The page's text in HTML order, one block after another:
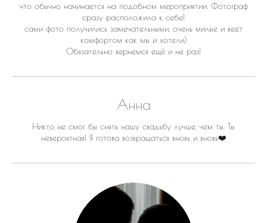
что обычно начинается на подобном мероприятии. Фотограф
сразу расположила к себе!
сами фото получились замечательными, очень милые и веет
комфортом как мы и хотели)
Обязательно вернемся ещё и не раз!
Анна
Никто не смог бы снять нашу свадьбу лучше, чем ты. Ты
невероятная! Я готова возвращаться вновь и вновь❤️